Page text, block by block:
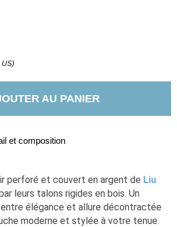
US)
AU PANIER
et composition
perforé et couvert en argent de Liu
leurs talons rigides en bois. Un
entre élégance et allure décontractée
moderne et stylée à votre tenue.